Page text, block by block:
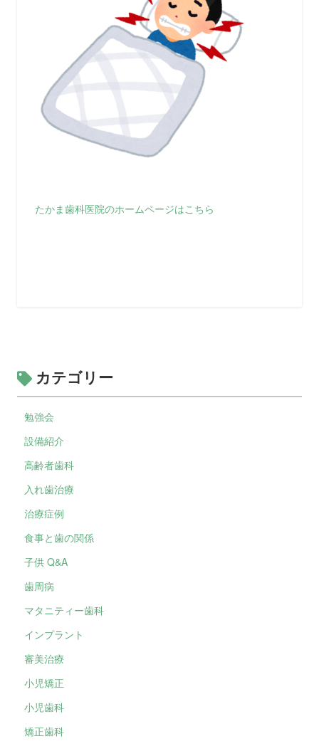
たかま歯科医院のホームページはこちら
カテゴリー
勉強会
設備紹介
高齢者歯科
入れ歯治療
治療症例
食事と歯の関係
子供 Q&A
歯周病
マタニティー歯科
インプラント
審美治療
小児矯正
小児歯科
矯正歯科